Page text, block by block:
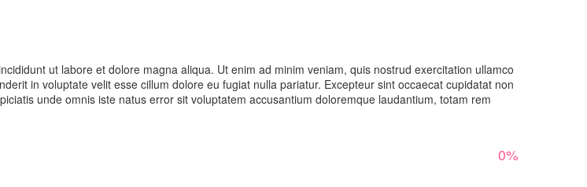
ut labore et dolore magna aliqua. Ut enim ad minim veniam, quis nostrud exercitation ullamco
in voluptate velit esse cillum dolore eu fugiat nulla pariatur. Excepteur sint occaecat cupidatat non
unde omnis iste natus error sit voluptatem accusantium doloremque laudantium, totam rem
0%